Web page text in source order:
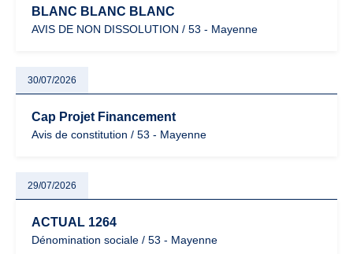
BLANC BLANC BLANC
AVIS DE NON DISSOLUTION / 53 - Mayenne
30/07/2026
Cap Projet Financement
Avis de constitution / 53 - Mayenne
29/07/2026
ACTUAL 1264
Dénomination sociale / 53 - Mayenne